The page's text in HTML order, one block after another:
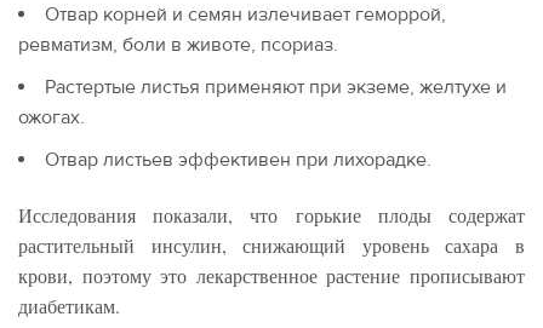
Отвар корней и семян излечивает геморрой,
ревматизм, боли в животе, псориаз.
Растертые листья применяют при экземе, желтухе и
ожогах.
Отвар листьев эффективен при лихорадке.
Исследования показали, что горькие плоды содержат
растительный инсулин, снижающий уровень сахара в
крови, поэтому это лекарственное растение прописывают
диабетикам.